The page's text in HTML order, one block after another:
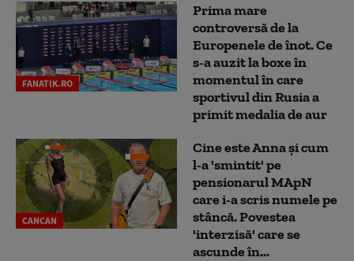
FANATIK.RO
Prima mare
controversă de la
Europenele de înot. Ce
s-a auzit la boxe în
momentul în care
sportivul din Rusia a
primit medalia de aur
CANCAN
Cine este Anna și cum
l-a 'smintit' pe
pensionarul MApN
care i-a scris numele pe
stâncă. Povestea
'interzisă' care se
ascunde în...